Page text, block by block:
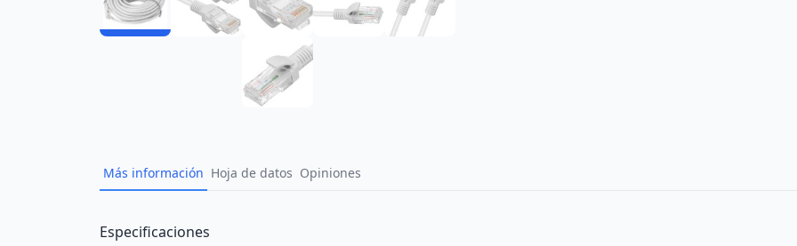
Más información Hoja de datos Opiniones
Description
Especificaciones